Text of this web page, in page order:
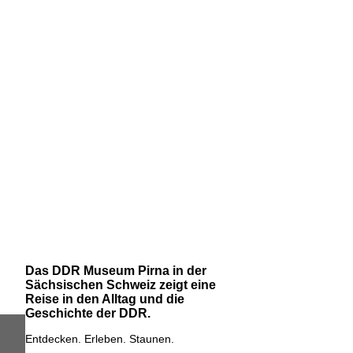
Das DDR Museum Pirna in der
Sächsischen Schweiz zeigt eine
Reise in den Alltag und die
Geschichte der DDR.
Entdecken. Erleben. Staunen.